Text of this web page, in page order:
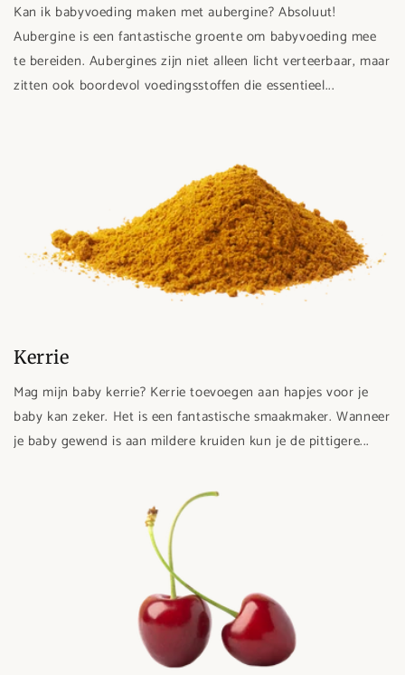
Kan ik babyvoeding maken met aubergine? Absoluut!
Aubergine is een fantastische groente om babyvoeding mee
te bereiden. Aubergines zijn niet alleen licht verteerbaar, maar
zitten ook boordevol voedingsstoffen die essentieel...
Kerrie
Mag mijn baby kerrie? Kerrie toevoegen aan hapjes voor je
baby kan zeker. Het is een fantastische smaakmaker. Wanneer
je baby gewend is aan mildere kruiden kun je de pittigere...